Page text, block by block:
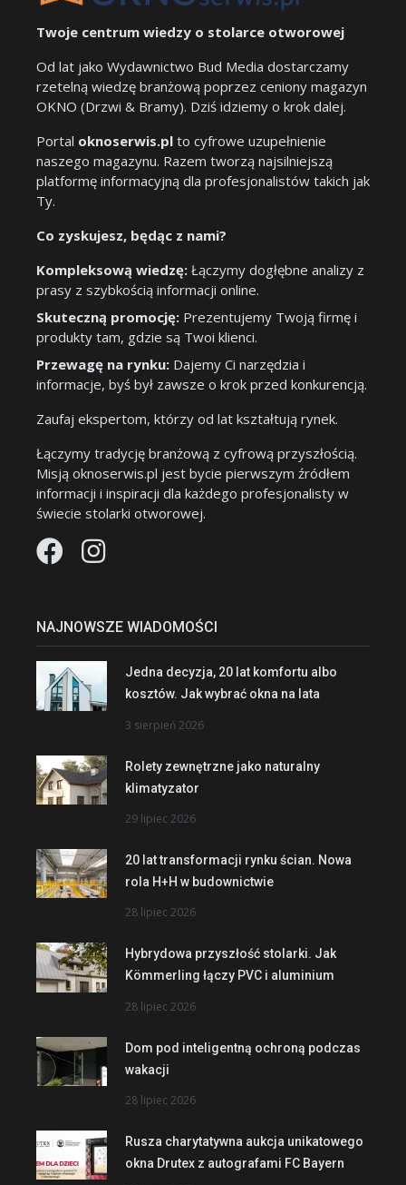
Twoje centrum wiedzy o stolarce otworowej
Od lat jako Wydawnictwo Bud Media dostarczamy
rzetelną wiedzę branżową poprzez ceniony magazyn
OKNO (Drzwi & Bramy). Dziś idziemy o krok dalej.
Portal oknoserwis.pl to cyfrowe uzupełnienie
naszego magazynu. Razem tworzą najsilniejszą
platformę informacyjną dla profesjonalistów takich jak
Ty.
Co zyskujesz, będąc z nami?
Kompleksową wiedzę: Łączymy dogłębne analizy z
prasy z szybkością informacji online.
Skuteczną promocję: Prezentujemy Twoją firmę i
produkty tam, gdzie są Twoi klienci.
Przewagę na rynku: Dajemy Ci narzędzia i
informacje, byś był zawsze o krok przed konkurencją.
Zaufaj ekspertom, którzy od lat kształtują rynek.
Łączymy tradycję branżową z cyfrową przyszłością.
Misją oknoserwis.pl jest bycie pierwszym źródłem
informacji i inspiracji dla każdego profesjonalisty w
świecie stolarki otworowej.
NAJNOWSZE WIADOMOŚCI
Jedna decyzja, 20 lat komfortu albo
kosztów. Jak wybrać okna na lata
3 sierpień 2026
Rolety zewnętrzne jako naturalny
klimatyzator
29 lipiec 2026
20 lat transformacji rynku ścian. Nowa
rola H+H w budownictwie
28 lipiec 2026
Hybrydowa przyszłość stolarki. Jak
Kömmerling łączy PVC i aluminium
28 lipiec 2026
Dom pod inteligentną ochroną podczas
wakacji
28 lipiec 2026
Rusza charytatywna aukcja unikatowego
okna Drutex z autografami FC Bayern